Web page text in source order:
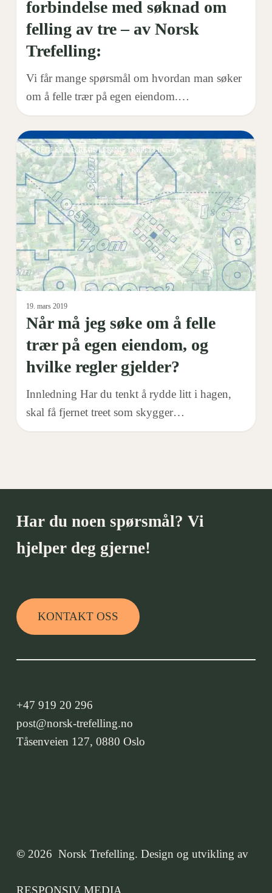
Trefelling:
forbindelse med søknad om
felling av tre – av Norsk
Trefelling:
Vi får mange spørsmål om hvordan man søker
om å felle trær på egen eiendom.…
Når
må
jeg
søke
om
å
felle
trær
på
egen
eiendom,
og
regler
gjelder?
REGLER OG REGULERING TREFELLING
19. mars 2019
Når må jeg søke om å felle
trær på egen eiendom, og
hvilke regler gjelder?
Innledning Har du tenkt å rydde litt i hagen,
skal få fjernet treet som skygger…
0
Har du noen spørsmål? Vi
hjelper deg gjerne!
KONTAKT OSS
© 2026 Norsk Trefelling. Design og utvikling av
RESPONSIV MEDIA
+47 919 20 296
post@norsk-trefelling.no
Tåsenveien 127, 0880 Oslo